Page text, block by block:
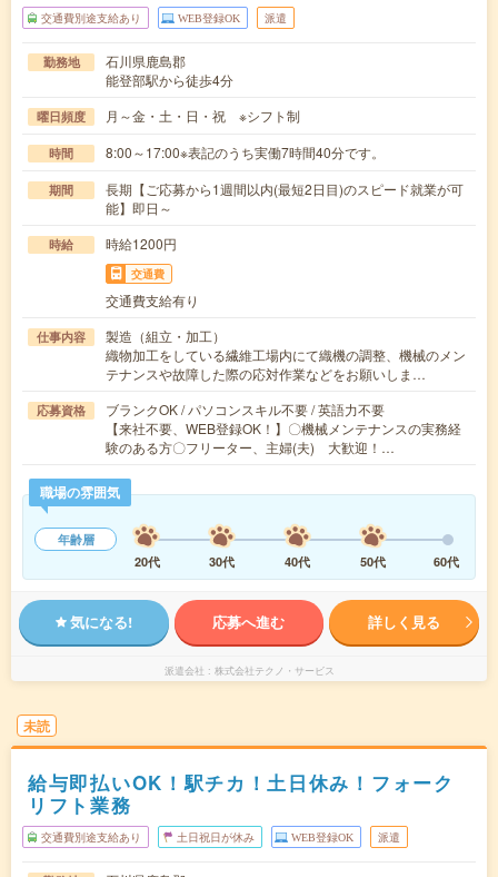
交通費別途支給あり WEB登録OK 派遣
勤務地
石川県鹿島郡
能登部駅から徒歩4分
曜日頻度 月～金・土・日・祝 ※シフト制
時間 8:00～17:00※表記のうち実働7時間40分です。
期間
長期【ご応募から1週間以内(最短2日目)のスピード就業が可
能】即日～
時給 時給1200円
交通費
交通費支給有り
仕事内容
製造（組立・加工）
織物加工をしている繊維工場内にて織機の調整、機械のメン
テナンスや故障した際の応対作業などをお願いしま…
応募資格
ブランクOK / パソコンスキル不要 / 英語力不要
【来社不要、WEB登録OK！】〇機械メンテナンスの実務経
験のある方〇フリーター、主婦(夫) 大歓迎！…
職場の雰囲気
年齢層
20代
30代 40代 50代 60代
気になる! 応募へ進む 詳しく見る
派遣会社 株式会社テクノ・サービス
未読
給与即払いOK！駅チカ！土日休み！フォーク
リフト業務
交通費別途支給あり 土日祝日が休み WEB登録OK 派遣